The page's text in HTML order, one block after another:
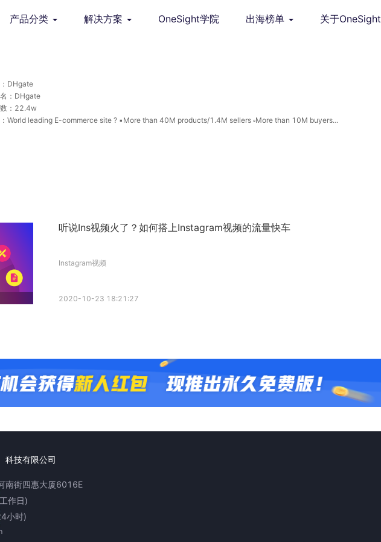
产品分类 解决方案 OneSight学院 出海榜单 关于OneSight
DHgate
：DHgate
：22.4w
World leading E-commerce site ? ▪️More than 40M products/1.4M sellers ▫️More than 10M buyers
听说Ins视频火了？如何搭上Instagram视频的流量快车
Instagram视频
2020-10-23 18:21:27
科技有限公司
南街四惠大厦6016E
作日)
小时)